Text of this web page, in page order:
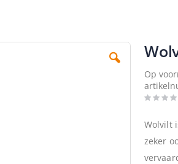
Op
Wolvilt
zeker